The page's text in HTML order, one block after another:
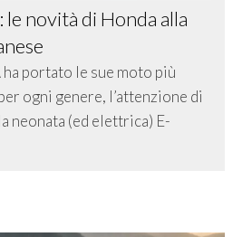
novità di Honda alla
ha portato le sue moto più
ogni genere, l’attenzione di
neonata (ed elettrica) E-